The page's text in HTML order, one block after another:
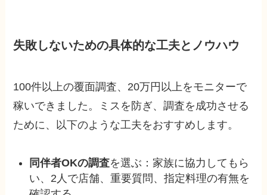
失敗しないための具体的な工夫とノウハウ
100件以上の覆面調査、20万円以上をモニターで
稼いできました。ミスを防ぎ、調査を成功させる
ために、以下のような工夫をおすすめします。
同伴者OKの調査を選ぶ：家族に協力してもら
い、2人で店舗、重要質問、指定料理の有無を